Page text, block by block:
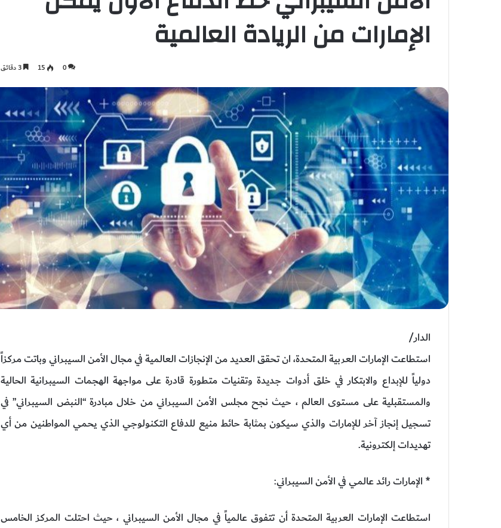
الإمارات من الريادة العالمية
0
15
الدار/
استطاعت الإمارات العربية المتحدة، ان تحقق العديد من الإنجازات العالمية في مجال الأمن السيبراني وباتت مركزاً
دولياً للإبداع والابتكار في خلق أدوات جديدة وتقنيات متطورة قادرة على مواجهة الهجمات السيبرانية الحالية
والمستقبلية على مستوى العالم ، حيث نجح مجلس الأمن السيبراني من خلال مبادرة “النبض السيبراني” في
تسجيل إنجاز آخر للإمارات والذي سيكون بمثابة حائط منيع للدفاع التكنولوجي الذي يحمي المواطنين من أي
تهديدات إلكترونية.
* الإمارات رائد عالمي في الأمن السيبراني:
استطاعت الإمارات العربية المتحدة أن تتفوق عالمياً في مجال الأمن السيبراني ، حيث احتلت المركز الخامس